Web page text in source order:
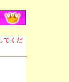
てくだ